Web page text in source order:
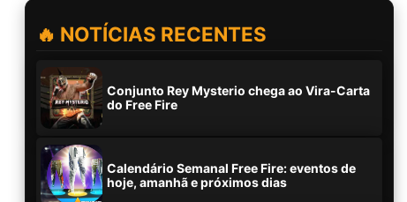
🔥 NOTÍCIAS RECENTES
Conjunto Rey Mysterio chega ao Vira-Carta
do Free Fire
Calendário Semanal Free Fire: eventos de
hoje, amanhã e próximos dias